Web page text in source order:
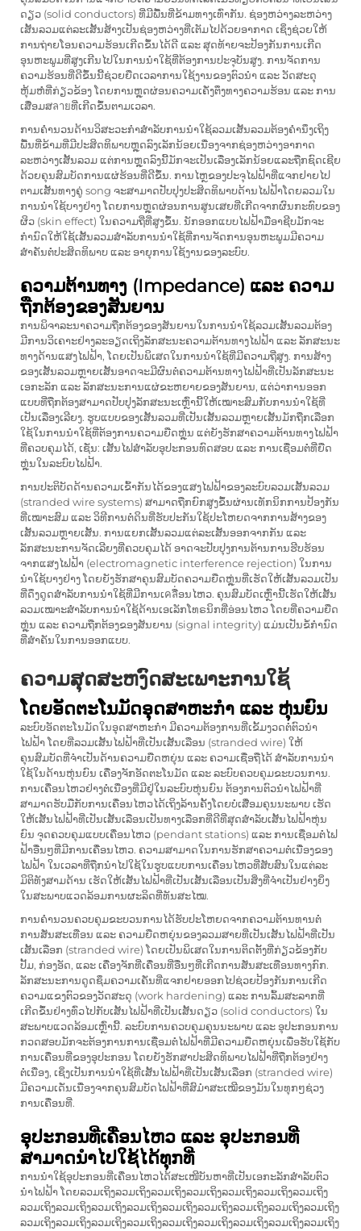
ດຽວ (solid conductors) ທີ່ມີພື້ນທີ່ຂ້າມທາງເທົ່າກັນ. ຊ່ອງຫວ່າງລະຫວ່າງ
ເສັ້ນລວມແຕ່ລະເສັ້ນສ້າງເປັນຊ່ອງຫວ່າງທີ່ເຕັມໄປດ້ວຍອາກາດ ເຊິ່ງຊ່ວຍໃຫ້
ການຖ່າຍໂອນຄວາມຮ້ອນເກີດຂຶ້ນໄດ້ດີ ແລະ ສຸດທ້າຍຈະປ້ອງກັນການເກີດ
ອຸນຫະພູມທີ່ສູງເກີນໄປໃນການນຳໃຊ້ທີ່ຕ້ອງການປະຈຸບັນສູງ. ການຈັດການ
ຄວາມຮ້ອນທີ່ດີຂຶ້ນນີ້ຊ່ວຍຍືດເວລາການໃຊ້ງານຂອງຕົວນຳ ແລະ ວັດສະດຸ
ຫຸ້ມຫໍ່ທີ່ກ່ຽວຂ້ອງ ໂດຍການຫຼຸດຜ່ອນຄວາມເຄັ່ງຕຶງທາງຄວາມຮ້ອນ ແລະ ການ
ເສື່ອມສลายທີ່ເກີດຂຶ້ນຕາມເວລາ.
ການຄຳນວນດ້ານວິສະວະກຳສຳລັບການນຳໃຊ້ລວມເສັ້ນລວມຕ້ອງຄຳນຶງເຖິງ
ພື້ນທີ່ຂ້າມທີ່ມີປະສິດທິພາບຫຼຸດລົງເລັກນ້ອຍເນື່ອງຈາກຊ່ອງຫວ່າງອາກາດ
ລະຫວ່າງເສັ້ນລວມ ແຕ່ການຫຼຸດລົງນີ້ມັກຈະເປັນເລື່ອງເລັກນ້ອຍແລະຖືກຊົດເຊີຍ
ດ້ວຍຄຸນສົມບັດການແຜ່ຮ້ອນທີ່ດີຂຶ້ນ. ການໄຫຼຂອງປະຈຸໄຟຟ້າທີ່ແຈກຢາຍໄປ
ຕາມເສັ້ນທາງຄູ່ song ຈະສາມາດປັບປຸງປະສິດທິພາບດ້ານໄຟຟ້າໂດຍລວມໃນ
ການນຳໃຊ້ບາງຢ່າງ ໂດຍການຫຼຸດຜ່ອນການສູນເສຍທີ່ເກີດຈາກຜົນກະທົບຂອງ
ຜິວ (skin effect) ໃນຄວາມຖີ່ທີ່ສູງຂຶ້ນ. ນັກອອກແບບໄຟຟ້າມືອາຊີບມັກຈະ
ກຳນົດໃຫ້ໃຊ້ເສັ້ນລວມສຳລັບການນຳໃຊ້ທີ່ການຈັດການອຸນຫະພູມມີຄວາມ
ສຳຄັນຕໍ່ປະສິດທິພາບ ແລະ ອາຍຸການໃຊ້ງານຂອງລະບົບ.
ຄວາມຕ້ານທາງ (Impedance) ແລະ ຄວາມ
ຖືກຕ້ອງຂອງສັນຍານ
ການພິຈາລະນາຄວາມຖືກຕ້ອງຂອງສັນຍານໃນການນຳໃຊ້ລວມເສັ້ນລວມຕ້ອງ
ມີການວິເຄາະຢ່າງລະອຽດເຖິງລັກສະນະຄວາມຕ້ານທາງໄຟຟ້າ ແລະ ລັກສະນະ
ທາງດ້ານແສງໄຟຟ້າ, ໂດຍເປັນພິເສດໃນການນຳໃຊ້ທີ່ມີຄວາມຖີ່ສູງ. ການສ້າງ
ຂອງເສັ້ນລວມຫຼາຍເສັ້ນອາດຈະມີຜົນຕໍ່ຄວາມຕ້ານທາງໄຟຟ້າທີ່ເປັນລັກສະນະ
ເອກະລັກ ແລະ ລັກສະນະການແຜ່ຂະຫຍາຍຂອງສັນຍານ, ແຕ່ວ່າການອອກ
ແບບທີ່ຖືກຕ້ອງສາມາດປັບປຸງລັກສະນະເຫຼົ່ານີ້ໃຫ້ເໝາະສົມກັບການນຳໃຊ້ທີ່
ເປັນເລື່ອງເລີຍງ. ຮູບແບບຂອງເສັ້ນລວມທີ່ເປັນເສັ້ນລວມຫຼາຍເສັ້ນມັກຖືກເລືອກ
ໃຊ້ໃນການນຳໃຊ້ທີ່ຕ້ອງການຄວາມຍືດຫຼຸ່ນ ແຕ່ຍັງຮັກສາຄວາມຕ້ານທາງໄຟຟ້າ
ທີ່ຄວບຄຸມໄດ້, ເຊັ່ນ: ເສັ້ນໄຟສຳລັບອຸປະກອນທົດສອບ ແລະ ການເຊື່ອມຕໍ່ທີ່ຍືດ
ຫຼຸ່ນໃນລະບົບໄຟຟ້າ.
ການປະຕິບັດດ້ານຄວາມເຂົ້າກັນໄດ້ຂອງແສງໄຟຟ້າຂອງລະບົບລວມເສັ້ນລວມ
(stranded wire systems) ສາມາດຖືກຍົກສູງຂຶ້ນຜ່ານເທັກນິກການປ້ອງກັນ
ທີ່ເໝາະສົມ ແລະ ວິທີການຕໍ່ດິນທີ່ຮັບປະກັນໃຊ້ປະໂຫຍດຈາກການສ້າງຂອງ
ເສັ້ນລວມຫຼາຍເສັ້ນ. ການແຍກເສັ້ນລວມແຕ່ລະເສັ້ນອອກຈາກກັນ ແລະ
ລັກສະນະການຈັດເລີຍງທີ່ຄວບຄຸມໄດ້ ອາດຈະປັບປຸງການຕ້ານການຮີບຮ້ອນ
ຈາກແສງໄຟຟ້າ (electromagnetic interference rejection) ໃນການ
ນຳໃຊ້ບາງຢ່າງ ໂດຍຍັງຮັກສາຄຸນສົມບັດຄວາມຍືດຫຼຸ່ນທີ່ເຮັດໃຫ້ເສັ້ນລວມເປັນ
ທີ່ດຶງດູດສຳລັບການນຳໃຊ້ທີ່ມີການເคลື່ອນໄຫວ. ຄຸນສົມບັດເຫຼົ່ານີ້ເຮັດໃຫ້ເສັ້ນ
ລວມເໝາະສຳລັບການນຳໃຊ້ດ້ານເອເລັກໂທຣນິກທີ່ອ່ອນໄຫວ ໂດຍທີ່ຄວາມຍືດ
ຫຼຸ່ນ ແລະ ຄວາມຖືກຕ້ອງຂອງສັນຍານ (signal integrity) ແມ່ນເປັນຂໍ້ກຳນົດ
ທີ່ສຳຄັນໃນການອອກແບບ.
ຄວາມສຸດສະຫງົດສະເພາະການໃຊ້
ໂດຍອັດຕະໂນມັດອຸດສາຫະກຳ ແລະ ຫຸ່ນຍົນ
ລະບົບອັດຕະໂນມັດໃນອຸດສາຫະກຳ ມີຄວາມຕ້ອງການທີ່ເຂັ້ມງວດຕໍ່ຕົວນຳ
ໄຟຟ້າ ໂດຍທີ່ລວມເສັ້ນໄຟຟ້າທີ່ເປັນເສັ້ນເລືອນ (stranded wire) ໃຫ້
ຄຸນສົມບັດທີ່ຈຳເປັນດ້ານຄວາມຍືດຫຍຸ່ນ ແລະ ຄວາມເຊື່ອຖືໄດ້ ສຳລັບການນຳ
ໃຊ້ໃນດ້ານຫຸ່ນຍົນ ເຄື່ອງຈັກອັດຕະໂນມັດ ແລະ ລະບົບຄວບຄຸມຂະບວນການ.
ການເຄື່ອນໄຫວຢ່າງຕໍ່ເນື່ອງທີ່ມີຢູ່ໃນລະບົບຫຸ່ນຍົນ ຕ້ອງການຕົວນຳໄຟຟ້າທີ່
ສາມາດຮັບມືກັບການເຄື່ອນໄຫວໄດ້ເຖິງລ້ານຄັ້ງໂດຍບໍ່ເສື່ອມຄຸນນະພາບ ເຮັດ
ໃຫ້ເສັ້ນໄຟຟ້າທີ່ເປັນເສັ້ນເລືອນເປັນທາງເລືອກທີ່ດີທີ່ສຸດສຳລັບເສັ້ນໄຟຟ້າຫຸ່ນ
ຍົນ ຈຸດຄວບຄຸມແບບເຄື່ອນໄຫວ (pendant stations) ແລະ ການເຊື່ອມຕໍ່ໄຟ
ຟ້າອື່ນໆທີ່ມີການເຄື່ອນໄຫວ. ຄວາມສາມາດໃນການຮັກສາຄວາມຕໍ່ເນື່ອງຂອງ
ໄຟຟ້າ ໃນເວລາທີ່ຖືກນຳໄປໃຊ້ໃນຮູບແບບການເຄື່ອນໄຫວທີ່ສັບສົນໃນແຕ່ລະ
ມິຕິທັງສາມດ້ານ ເຮັດໃຫ້ເສັ້ນໄຟຟ້າທີ່ເປັນເສັ້ນເລືອນເປັນສິ່ງທີ່ຈຳເປັນຢ່າງຍິ່ງ
ໃນສະພາບແວດລ້ອມການຜະລິດທີ່ທັນສະໄໝ.
ການຄຳນວນຄວບຄຸມຂະບວນການໄດ້ຮັບປະໂຫຍດຈາກຄວາມຕ້ານທານຕໍ່
ການສັ່ນສະເທືອນ ແລະ ຄວາມຍືດຫຍຸ່ນຂອງລວມສາຍທີ່ເປັນເສັ້ນໄຟຟ້າທີ່ເປັນ
ເສັ້ນເລືອກ (stranded wire) ໂດຍເປັນພິເສດໃນການຕິດຕັ້ງທີ່ກ່ຽວຂ້ອງກັບ
ປັ້ມ, ກ່ອງອັດ, ແລະ ເຄື່ອງຈັກທີ່ເຄື່ອນທີ່ອື່ນໆທີ່ເກີດການສັ່ນສະເທືອນທາງກົກ.
ລັກສະນະການດູດຊຶມຄວາມເຄັ່ນທີ່ແຈກຢາຍອອກໄປຊ່ວຍປ້ອງກັນການເກີດ
ຄວາມແຂງຕົວຂອງວັດສະດຸ (work hardening) ແລະ ການລົ້ມສະລາກທີ່
ເກີດຂຶ້ນຢ່າງທົ່ວໄປກັບເສັ້ນໄຟຟ້າທີ່ເປັນເສັ້ນດຽວ (solid conductors) ໃນ
ສະພາບແວດລ້ອມເຫຼົ່ານີ້. ລະບົບການຄວບຄຸມຄຸນນະພາບ ແລະ ອຸປະກອນການ
ກວດສອບມັກຈະຕ້ອງການການເຊື່ອມຕໍ່ໄຟຟ້າທີ່ມີຄວາມຍືດຫຍຸ່ນເພື່ອຮັບໃຊ້ກັບ
ການເຄື່ອນທີ່ຂອງອຸປະກອນ ໂດຍຍັງຮັກສາປະສິດທິພາບໄຟຟ້າທີ່ຖືກຕ້ອງຢ່າງ
ຕໍ່ເນື່ອງ, ເຊິ່ງເປັນການນຳໃຊ້ທີ່ເສັ້ນໄຟຟ້າທີ່ເປັນເສັ້ນເລືອກ (stranded wire)
ມີຄວາມເດັ່ນເນື່ອງຈາກຄຸນສົມບັດໄຟຟ້າທີ່ສົມໍ່າສະເໝີຂອງມັນໃນທຸກໆຊ່ວງ
ການເຄື່ອນທີ່.
ອຸປະກອນທີ່ເຄື່ອນໄຫວ ແລະ ອຸປະກອນທີ່
ສາມາດນຳໄປໃຊ້ໄດ້ທຸກທີ່
ການນຳໃຊ້ອຸປະກອນທີ່ເຄື່ອນໄຫວໄດ້ສະເໜີບັນຫາທີ່ເປັນເອກະລັກສຳລັບຕົວ
ນຳໄຟຟ້າ ໂດຍລວມເຖິງລວມເຖິງລວມເຖິງລວມເຖິງລວມເຖິງລວມເຖິງລວມເຖິງ
ລວມເຖິງລວມເຖິງລວມເຖິງລວມເຖິງລວມເຖິງລວມເຖິງລວມເຖິງລວມເຖິງລວມເຖິງ
ລວມເຖິງລວມເຖິງລວມເຖິງລວມເຖິງລວມເຖິງລວມເຖິງລວມເຖິງລວມເຖິງລວມເຖິງ